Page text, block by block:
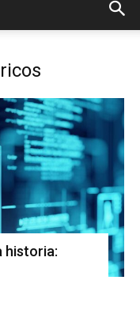
historia: